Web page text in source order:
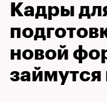
Кадры
новой